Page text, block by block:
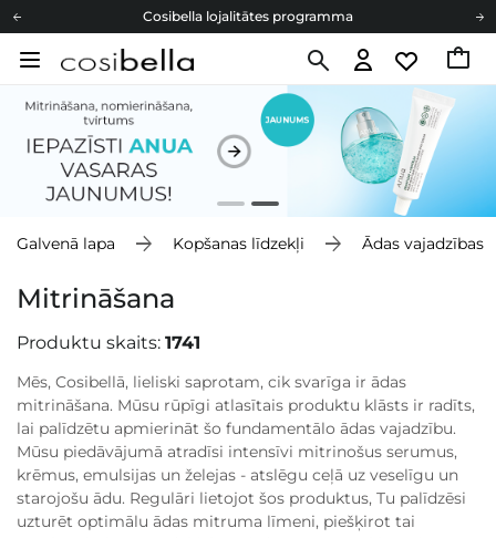
Cosibella lojalitātes programma
Bezmaskas piegāde no 49,00 €
Cosibella lojalitātes programma
Bezmaskas piegāde no 49,00 €
Galvenā lapa Kopšanas līdzekļi Ādas vajadzības
Mitrināšana
Produktu skaits: 1741
Mēs, Cosibellā, lieliski saprotam, cik svarīga ir ādas
mitrināšana. Mūsu rūpīgi atlasītais produktu klāsts ir radīts,
lai palīdzētu apmierināt šo fundamentālo ādas vajadzību.
Mūsu piedāvājumā atradīsi intensīvi mitrinošus serumus,
krēmus, emulsijas un želejas - atslēgu ceļā uz veselīgu un
starojošu ādu. Regulāri lietojot šos produktus, Tu palīdzēsi
uzturēt optimālu ādas mitruma līmeni, piešķirot tai